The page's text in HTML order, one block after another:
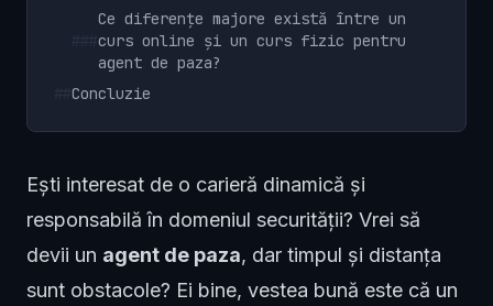
Ce diferențe majore există între un
curs online și un curs fizic pentru
agent de paza?
Concluzie
Ești interesat de o carieră dinamică și
responsabilă în domeniul securității? Vrei să
devii un agent de paza, dar timpul și distanța
sunt obstacole? Ei bine, vestea bună este că un